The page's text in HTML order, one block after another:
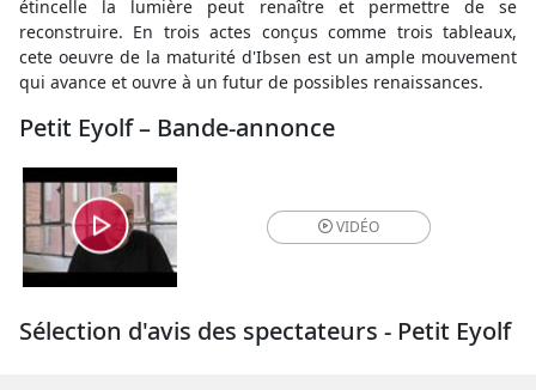
étincelle la lumière peut renaître et permettre de se
reconstruire. En trois actes conçus comme trois tableaux,
cete oeuvre de la maturité d'Ibsen est un ample mouvement
qui avance et ouvre à un futur de possibles renaissances.
Petit Eyolf – Bande-annonce
VIDÉO
Sélection d'avis des spectateurs - Petit Eyolf